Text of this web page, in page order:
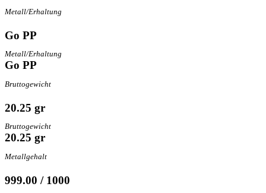
Metall/Erhaltung
Go PP
Metall/Erhaltung
Go PP
Bruttogewicht
20.25 gr
Bruttogewicht
20.25 gr
Metallgehalt
999.00 / 1000